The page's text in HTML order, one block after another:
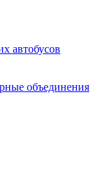
автобусов
объединения